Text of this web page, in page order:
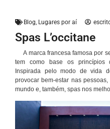
Blog, Lugares por aí
Spas L’occitane
A marca francesa famosa por
tem como base os princípios
Inspirada pelo modo de vida
provocar bem-estar nas
mundo e, também, spas nos